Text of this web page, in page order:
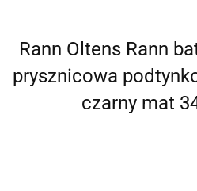
Rann Oltens Rann
prysznicowa
czarny mat